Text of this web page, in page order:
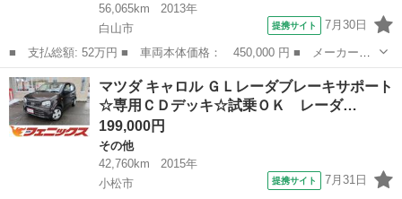
56,065km
2013年
白山市
提携サイト 7月30日
■ 支払総額: 52万円 ■ 車両本体価格： 450,000 円 ■ メーカー
名： マツダ ■ 車種名： フレアカスタムスタイル ■ グレード
名： ＸＳ ４ＷＤ ＥＴＣ 前後ドライブレコーダー スマートキ
ー プッシュスター...
石川 白山市 その他
マツダ キャロル ＧＬレーダブレーキサポート
☆専用ＣＤデッキ☆試乗ＯＫ レーダ…
199,000円
その他
42,760km
2015年
小松市
提携サイト 7月31日